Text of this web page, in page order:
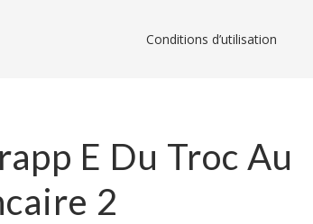
Conditions d’utilisation
E Du Troc Au
2